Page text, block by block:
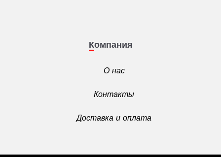
Компания
О нас
Контакты
Доставка и оплата